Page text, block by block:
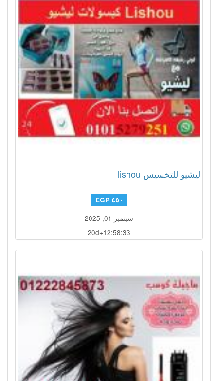
ليشيو للتخسيس lishou
٤٥٠ EGP
سبتمبر 01, 2025
20d+12:58:30